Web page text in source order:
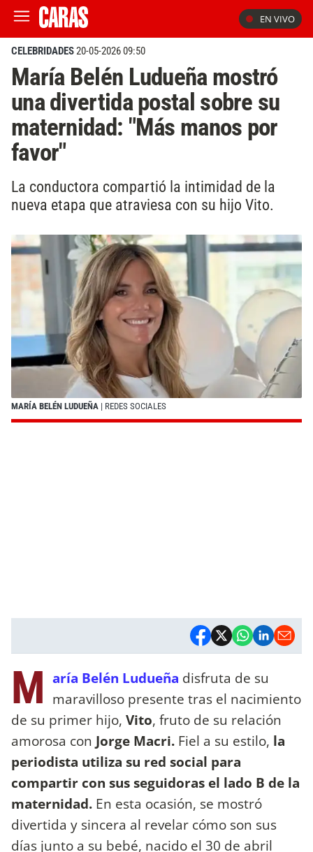
EN VIVO
CELEBRIDADES20-05-2026 09:50
María Belén Ludueña mostró
una divertida postal sobre su
maternidad: "Más manos por
favor"
La conductora compartió la intimidad de la
nueva etapa que atraviesa con su hijo Vito.
MARÍA BELÉN LUDUEÑA | REDES SOCIALES
M aría Belén Ludueña disfruta de su
maravilloso presente tras el nacimiento
de su primer hijo, Vito, fruto de su relación
amorosa con Jorge Macri. Fiel a su estilo, la
periodista utiliza su red social para
compartir con sus seguidoras el lado B de la
maternidad. En esta ocasión, se mostró
divertida y sincera al revelar cómo son sus
días junto a su bebé, nacido el 30 de abril